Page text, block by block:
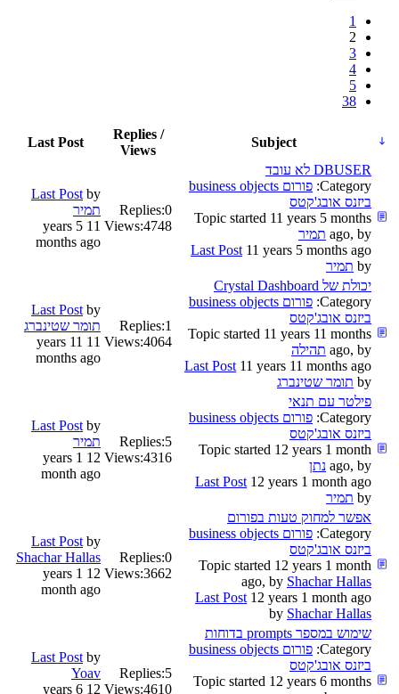
1
2
3
4
5
38
Subject
Replies /
Views
Last Post
DBUSER לא עובד
Category:
פורום business objects
ביזנס אובג'קטס
Topic started 11 years 5 months
ago, by תמיר
Last Post 11 years 5 months ago
by תמיר
Replies:0
Views:4748
Last Post by
תמיר
11 years 5
months ago
יכולת של Crystal Dashboard
Category:
פורום business objects
ביזנס אובג'קטס
Topic started 11 years 11 months
ago, by תהילה
Last Post 11 years 11 months ago
by תומר שטינברג
Replies:1
Views:4064
Last Post by
תומר שטינברג
11 years 11
months ago
פילטר עם תנאי
Category:
פורום business objects
ביזנס אובג'קטס
Topic started 12 years 1 month
ago, by נתן
Last Post 12 years 1 month ago
by תמיר
Replies:5
Views:4316
Last Post by
תמיר
12 years 1
month ago
אפשר למחוק טעות בפורום
Category:
פורום business objects
ביזנס אובג'קטס
Topic started 12 years 1 month
ago, by Shachar Hallas
Last Post 12 years 1 month ago
by Shachar Hallas
Replies:0
Views:3662
Last Post by
Shachar Hallas
12 years 1
month ago
שימוש במספר prompts בדוחות
Category:
פורום business objects
ביזנס אובג'קטס
Topic started 12 years 6 months
Replies:5
Views:4610
Last Post by
Yoav
12 years 6